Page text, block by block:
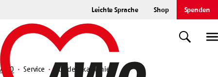
springen
Leichte Sprache Shop Spenden
Startseite
Suche
AWO Service Bundesakademie